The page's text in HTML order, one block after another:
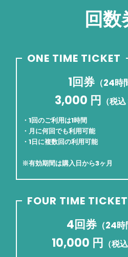
回数
ONE TIME TICKET
1回券 （24時
3,000 円 （税
・1回のご利用は1時間
・月に何回でも利用可能
・1日に複数回の利用可能
※有効期間は購入日から3ヶ月
FOUR TIME TICKET
4回券（24時
10,000 円 （税